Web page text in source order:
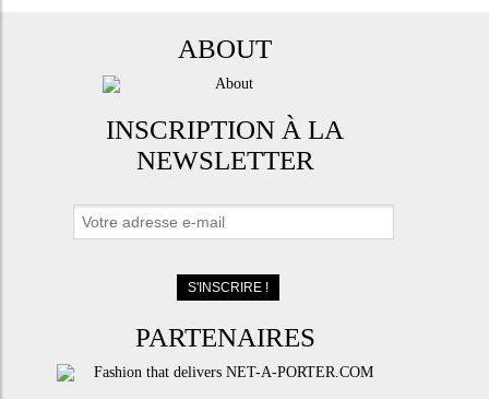
ABOUT
INSCRIPTION À LA
NEWSLETTER
PARTENAIRES